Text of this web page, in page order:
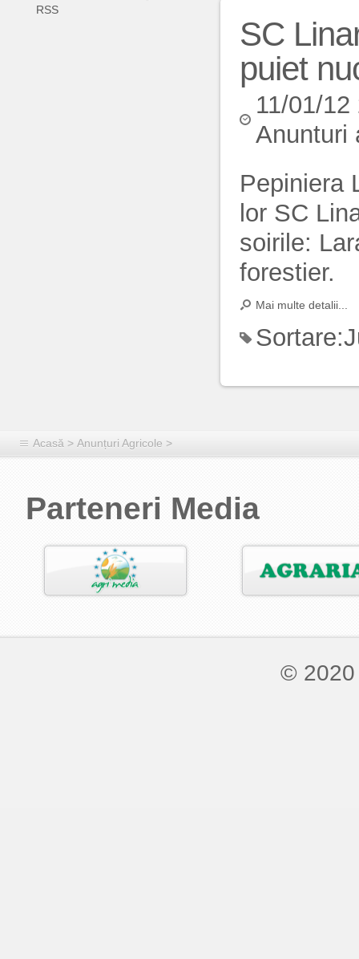
RSS
SC
puiet
11/01/
Anunturi
Pepiniera
lor SC
soirile:
forestier.
Mai multe detalii...
Sortare:
Acasă > Anunțuri Agricole >
Parteneri Media
©